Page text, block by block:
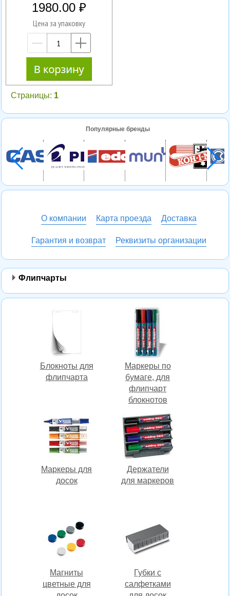
Флипчарты
Блокноты для
флипчарта
Маркеры по
бумаге, для
флипчарт
блокнотов
Маркеры для
досок
Держатели
для маркеров
Магниты
цветные для
Губки с
салфетками
1980.00
Цена за упаковку
—
Страницы: 1
Популярные бренды
О компании Карта проезда Доставка
Гарантия и возврат Реквизиты организации